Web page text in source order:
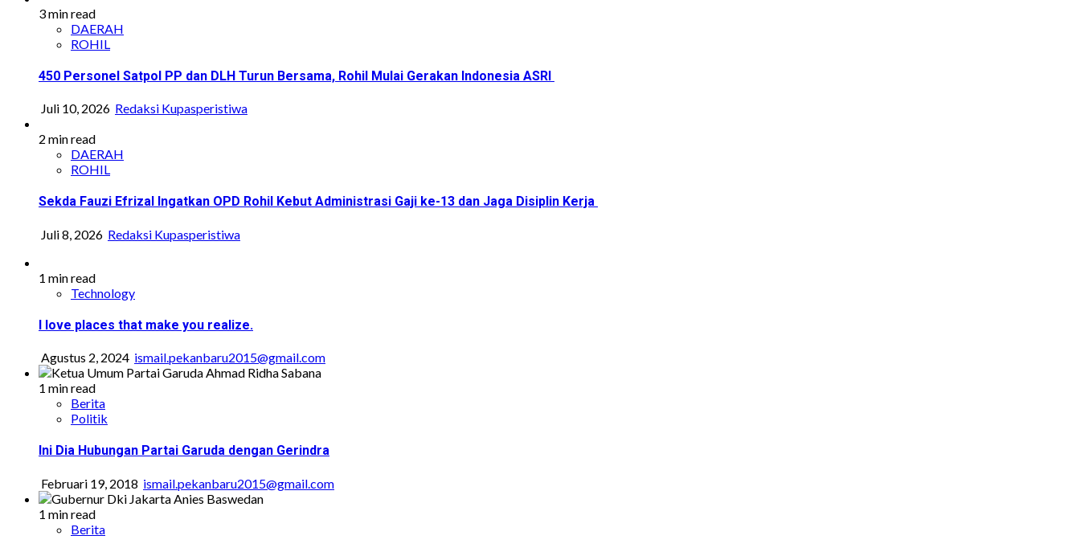
3 min read
DAERAH
ROHIL
450 Personel Satpol PP dan DLH Turun Bersama, Rohil Mulai Gerakan Indonesia ASRI
Juli 10, 2026 Redaksi Kupasperistiwa
2 min read
DAERAH
ROHIL
Sekda Fauzi Efrizal Ingatkan OPD Rohil Kebut Administrasi Gaji ke-13 dan Jaga Disiplin Kerja
Juli 8, 2026 Redaksi Kupasperistiwa
1 min read
Technology
I love places that make you realize.
Agustus 2, 2024 ismail.pekanbaru2015@gmail.com
1 min read
Berita
Politik
Ini Dia Hubungan Partai Garuda dengan Gerindra
Februari 19, 2018 ismail.pekanbaru2015@gmail.com
1 min read
Berita